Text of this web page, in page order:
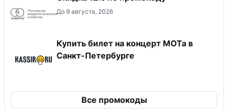
До 9 августа, 2026
Купить билет на концерт МОТа в
Санкт-Петербурге
Все промокоды